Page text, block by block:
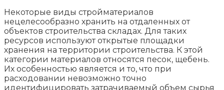
Некоторые виды стройматериалов
нецелесообразно хранить на отдаленных от
объектов строительства складах. Для таких
ресурсов используют открытые площадки
хранения на территории строительства. К этой
категории материалов относятся песок, щебень.
Их особенностью является и то, что при
расходовании невозможно точно
идентифицировать затрачиваемый объем сырья